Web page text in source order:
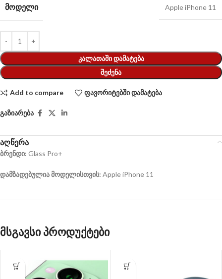
ᲛᲝᲓᲔᲚᲘ Apple iPhone 11
ᲙᲐᲚᲐᲗᲐᲨᲘ ᲓᲐᲛᲐᲢᲔᲑᲐ
ᲨᲔᲫᲔᲜᲐ
Add to compare ფავორიტებში დამატება
გაზიარება
აღწერა
ბრენდი: Glass Pro+
დამზადებულია მოდელისთვის: Apple iPhone 11
მსგავსი პროდუქტები